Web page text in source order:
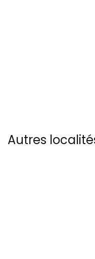
Autres